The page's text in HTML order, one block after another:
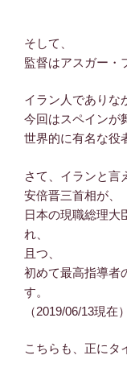
そして、
監督はアスガー・
イラン人でありな
今回はスペインが
世界的に有名な役
さて、イランと言
安倍晋三首相が、
日本の現職総理大
れ、
且つ、
初めて最高指導者
す。
（2019/06/13現在）
こちらも、正にタ